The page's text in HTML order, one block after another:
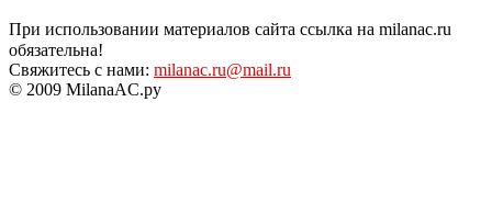
При использовании материалов сайта ссылка на milanac.ru
обязательна!
Свяжитесь с нами: milanac.ru@mail.ru
© 2009 MilanaAC.ру